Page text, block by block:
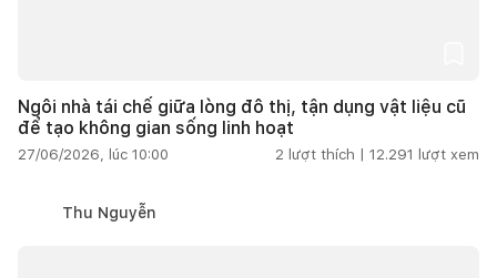
Ngôi nhà tái chế giữa lòng đô thị, tận dụng vật liệu cũ
để tạo không gian sống linh hoạt
27/06/2026, lúc 10:00 2 lượt thích | 12.291 lượt xem
Thu Nguyễn